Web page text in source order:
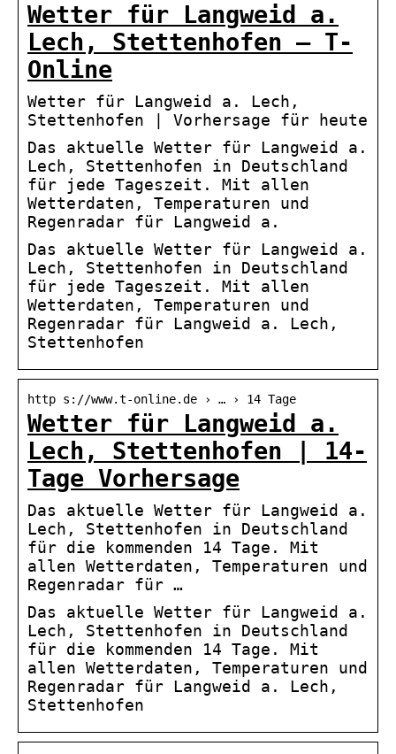
Wetter für Langweid a.
Lech, Stettenhofen – T-
Online
Wetter für Langweid a. Lech,
Stettenhofen | Vorhersage für heute
Das aktuelle Wetter für Langweid a.
Lech, Stettenhofen in Deutschland
für jede Tageszeit. Mit allen
Wetterdaten, Temperaturen und
Regenradar für Langweid a.
Das aktuelle Wetter für Langweid a.
Lech, Stettenhofen in Deutschland
für jede Tageszeit. Mit allen
Wetterdaten, Temperaturen und
Regenradar für Langweid a. Lech,
Stettenhofen
http s://www.t-online.de › … › 14 Tage
Wetter für Langweid a.
Lech, Stettenhofen | 14-
Tage Vorhersage
Das aktuelle Wetter für Langweid a.
Lech, Stettenhofen in Deutschland
für die kommenden 14 Tage. Mit
allen Wetterdaten, Temperaturen und
Regenradar für …
Das aktuelle Wetter für Langweid a.
Lech, Stettenhofen in Deutschland
für die kommenden 14 Tage. Mit
allen Wetterdaten, Temperaturen und
Regenradar für Langweid a. Lech,
Stettenhofen